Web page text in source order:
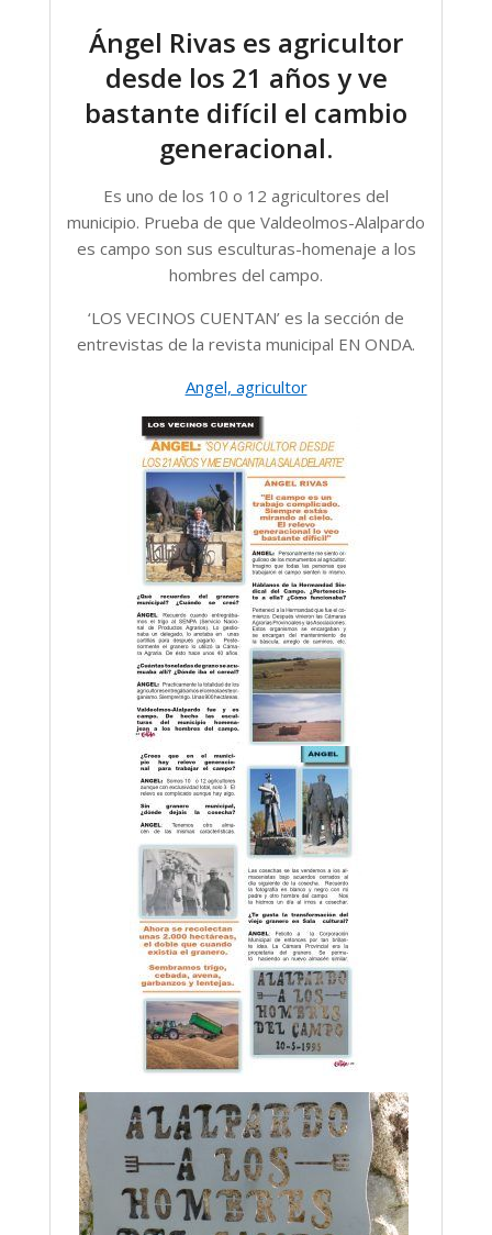
Ángel Rivas es agricultor
desde los 21 años y ve
bastante difícil el cambio
generacional.
Es uno de los 10 o 12 agricultores del
municipio. Prueba de que Valdeolmos-Alalpardo
es campo son sus esculturas-homenaje a los
hombres del campo.
‘LOS VECINOS CUENTAN’ es la sección de
entrevistas de la revista municipal EN ONDA.
Angel, agricultor